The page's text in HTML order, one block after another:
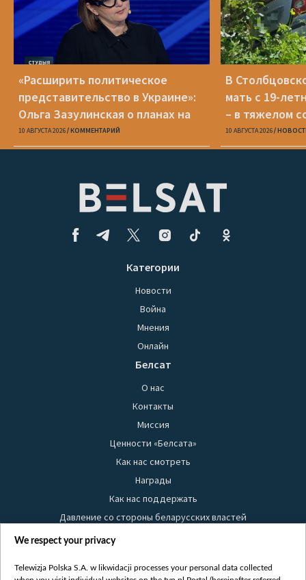
«Расширить политическое
представительство в Украине»:
Ольга Зазулинская о планах на
новой должности
10 АВГУСТА 2026 КОММЕНТАРИЙ
В
мать с 19-
– в тяжелом
10 АВГУСТА 2026
Категории
Новости
Война
Мнения
Онлайн
Белсат
О нас
Контакты
Миссия
Ценности «Белсата»
Как нас смотреть
Награды
Как нас поддержать
Давление со стороны беларусских властей
Правила использования материалов
Безопасность
We respect your privacy
Telewizja Polska S.A. w likwidacji processes your personal data collected